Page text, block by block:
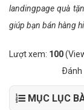
landingpage quà
giúp bạn bán hàng
Lượt xem: 100
Ðánh
MỤC LỤC